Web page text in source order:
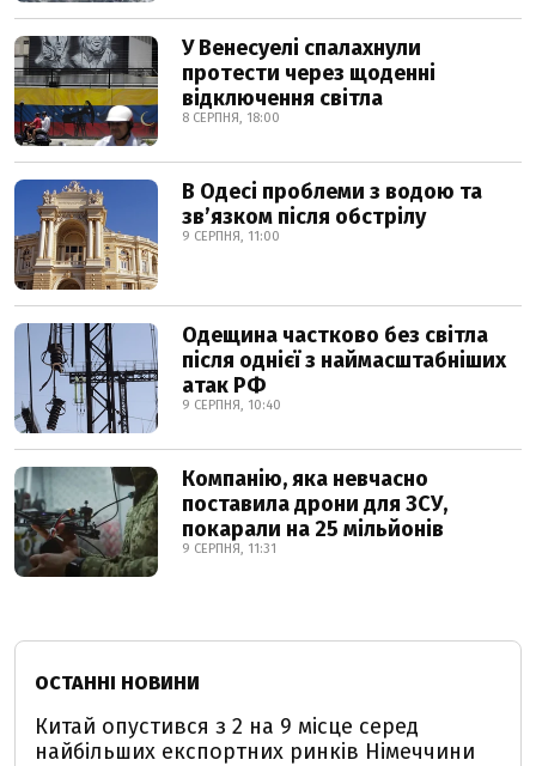
У Венесуелі спалахнули
протести через щоденні
відключення світла
8 СЕРПНЯ, 18:00
В Одесі проблеми з водою та
звʼязком після обстрілу
9 СЕРПНЯ, 11:00
Одещина частково без світла
після однієї з наймасштабніших
атак РФ
9 СЕРПНЯ, 10:40
Компанію, яка невчасно
поставила дрони для ЗСУ,
покарали на 25 мільйонів
9 СЕРПНЯ, 11:31
ОСТАННІ НОВИНИ
Китай опустився з 2 на 9 місце серед
найбільших експортних ринків Німеччини